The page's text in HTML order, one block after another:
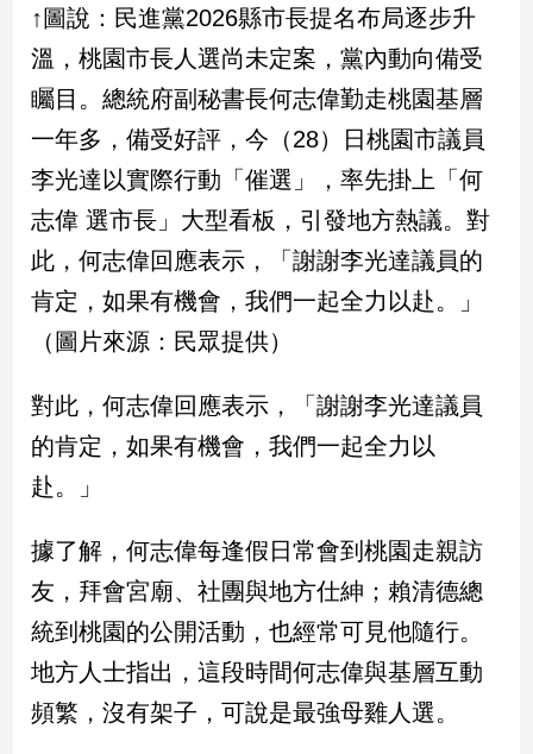
兩
岸/
國
際
會/
地
方
新
冠
病
毒
專
區
南
台
觀
南
台
灣
觀
點
↑圖說：民進黨2026縣市長提名布局逐步升
溫，桃園市長人選尚未定案，黨內動向備受
矚目。總統府副秘書長何志偉勤走桃園基層
一年多，備受好評，今（28）日桃園市議員
李光達以實際行動「催選」，率先掛上「何
志偉 選市長」大型看板，引發地方熱議。對
此，何志偉回應表示，「謝謝李光達議員的
肯定，如果有機會，我們一起全力以赴。」
（圖片來源：民眾提供）
對此，何志偉回應表示，「謝謝李光達議員
的肯定，如果有機會，我們一起全力以
赴。」
據了解，何志偉每逢假日常會到桃園走親訪
友，拜會宮廟、社團與地方仕紳；賴清德總
統到桃園的公開活動，也經常可見他隨行。
地方人士指出，這段時間何志偉與基層互動
頻繁，沒有架子，可說是最強母雞人選。